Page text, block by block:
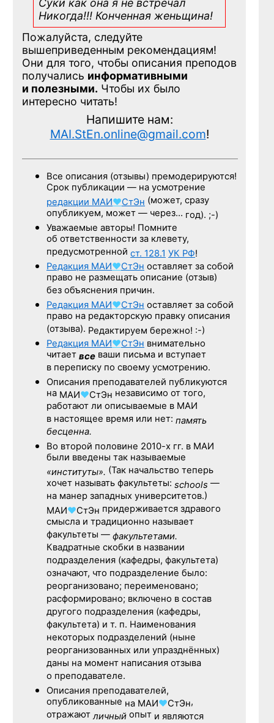
Суки как она я не встречал
Никогда!!! Конченная женьщина!
Пожалуйста, следуйте
вышеприведенным рекомендациям!
Они для того, чтобы описания преподов
получались информативными
и полезными. Чтобы их было
интересно читать!
Напишите нам:
MAI.StEn.online@gmail.com!
Все описания (отзывы) премодерируются!
Срок публикации — на усмотрение
редакции МАИ♥СтЭн (может, сразу
опубликуем, может — через… год). ;-)
Уважаемые авторы! Помните
об ответственности за клевету,
предусмотренной ст. 128.1 УК РФ!
Редакция МАИ♥СтЭн оставляет за собой
право не размещать описание (отзыв)
без объяснения причин.
Редакция МАИ♥СтЭн оставляет за собой
право на редакторскую правку описания
(отзыва). Редактируем бережно! :-)
Редакция МАИ♥СтЭн внимательно
читает все ваши письма и вступает
в переписку по своему усмотрению.
Описания преподавателей публикуются
на МАИ♥СтЭн независимо от того,
работают ли описываемые в МАИ
в настоящее время или нет: память
бесценна.
Во второй половине 2010-х гг. в МАИ
были введены так называемые
«институты». (Так начальство теперь
хочет называть факультеты: schools —
на манер западных университетов.)
МАИ♥СтЭн придерживается здравого
смысла и традиционно называет
факультеты — факультетами.
Квадратные скобки в названии
подразделения (кафедры, факультета)
означают, что подразделение было:
реорганизовано; переименовано;
расформировано; включено в состав
другого подразделения (кафедры,
факультета) и т. п. Наименования
некоторых подразделений (ныне
реорганизованных или упразднённых)
даны на момент написания отзыва
о преподавателе.
Описания преподавателей,
опубликованные на МАИ♥СтЭн,
отражаютличный опыт и являются